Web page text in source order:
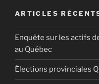
Grâce à ses
stimulants, Alloprof
parents dans la
ARTICLES
Enquête sur les actifs
au Québec
Élections provinciales